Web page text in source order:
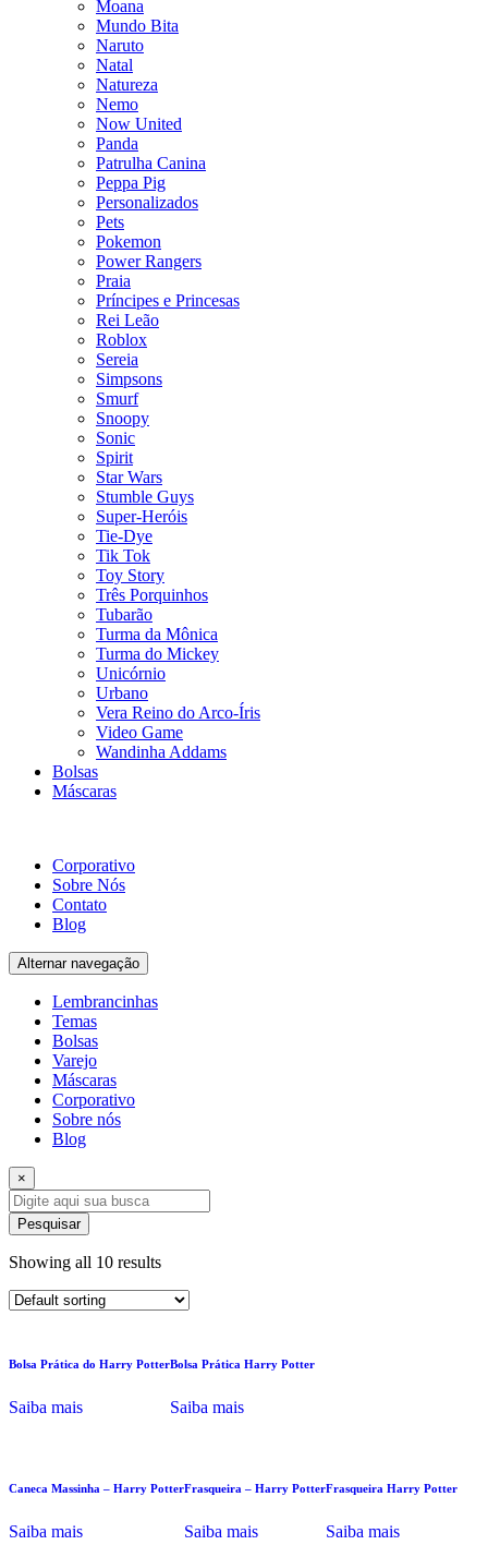
Moana
Mundo Bita
Naruto
Natal
Natureza
Nemo
Now United
Panda
Patrulha Canina
Peppa Pig
Personalizados
Pets
Pokemon
Power Rangers
Praia
Príncipes e Princesas
Rei Leão
Roblox
Sereia
Simpsons
Smurf
Snoopy
Sonic
Spirit
Star Wars
Stumble Guys
Super-Heróis
Tie-Dye
Tik Tok
Toy Story
Três Porquinhos
Tubarão
Turma da Mônica
Turma do Mickey
Unicórnio
Urbano
Vera Reino do Arco-Íris
Video Game
Wandinha Addams
Bolsas
Máscaras
Corporativo
Sobre Nós
Contato
Blog
Alternar navegação
Lembrancinhas
Temas
Bolsas
Varejo
Máscaras
Corporativo
Sobre nós
Blog
×
Pesquisar
Showing all 10 results
Bolsa Prática do Harry Potter
Saiba mais
Bolsa Prática Harry Potter
Saiba mais
Caneca Massinha – Harry Potter
Saiba mais
Frasqueira – Harry Potter
Saiba mais
Frasqueira Harry Potter
Saiba mais